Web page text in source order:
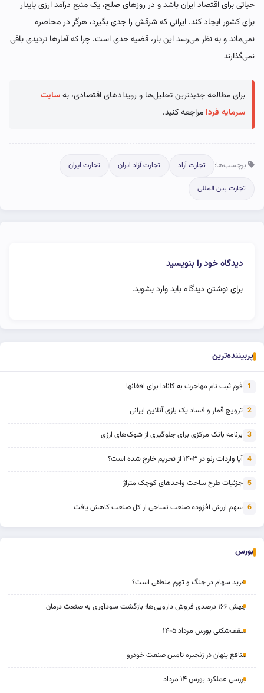
حیاتی برای اقتصاد ایران باشد و در روزهای صلح، یک منبع درآمد ارزی پایدار
برای کشور ایجاد کند. ایرانی که شرقش را جدی بگیرد، هرگز در محاصره
نمی‌ماند و به نظر می‌رسد این بار، قضیه جدی است. چرا که آمارها تردیدی باقی
نمی‌گذارند
برای مطالعه جدیدترین تحلیل‌ها و رویدادهای اقتصادی، بهسایت
سرمایه فردا مراجعه کنید.
برچسب‌ها: تجارت آزاد تجارت آزاد ایران تجارت ایران
تجارت بین المللی
دیدگاه خود را بنویسید
برای نوشتن دیدگاه بایدوارد بشوید.
پربیننده‌ترین
1 فرم ثبت نام مهاجرت به کانادا برای افغانها
2 ترویج قمار و فساد یک بازی آنلاین ایرانی
3 برنامه بانک مرکزی برای جلوگیری از شوک‌های ارزی
4 آیا واردات رنو در ۱۴۰۳ از تحریم خارج شده است؟
5 جزئیات طرح ساخت واحدهای کوچک متراژ
6 سهم ارزش افزوده صنعت نساجی از کل صنعت کاهش یافت
بورس
خرید سهام در جنگ و تورم منطقی است؟
جهش ۱۶۶ درصدی فروش دارویی‌ها؛ بازگشت سودآوری به صنعت درمان
سقف‌شکنی بورس مرداد ۱۴۰۵
منافع پنهان در زنجیره تامین صنعت خودرو
بررسی عملکرد بورس ۱۴ مرداد